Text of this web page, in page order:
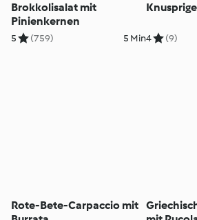
Brokkolisalat mit
Pinienkernen
5 (759) 5 Min4 (9)
Rote-Bete-Carpaccio mit